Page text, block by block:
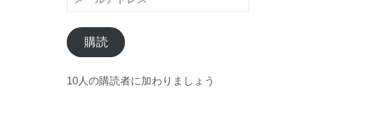
ー
ル
ア
ド
レ
購読
10人の購読者に加わりましょう